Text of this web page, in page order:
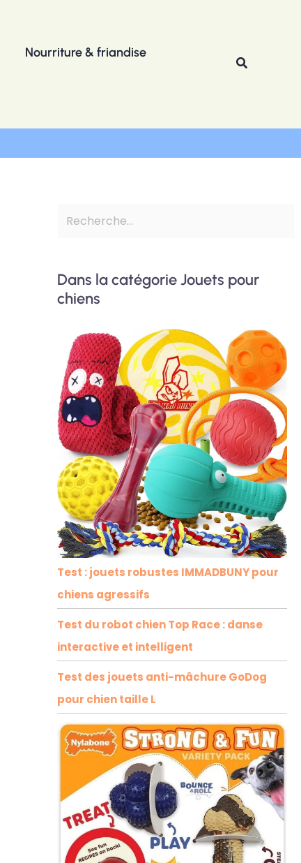
Nourriture & friandise
c
Dans la catégorie Jouets pour
chiens
Test : jouets robustes IMMADBUNY pour
chiens agressifs
Test du robot chien Top Race : danse
interactive et intelligent
Test des jouets anti-mâchure GoDog
pour chien taille L